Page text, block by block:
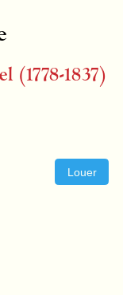
1837)
Louer